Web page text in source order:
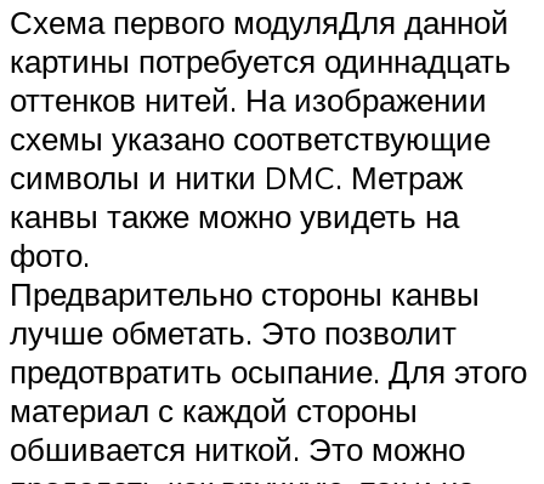
Схема первого модуляДля данной
картины потребуется одиннадцать
оттенков нитей. На изображении
схемы указано соответствующие
символы и нитки DMC. Метраж
канвы также можно увидеть на
фото.
Предварительно стороны канвы
лучше обметать. Это позволит
предотвратить осыпание. Для этого
материал с каждой стороны
обшивается ниткой. Это можно